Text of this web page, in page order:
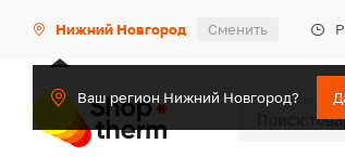
Нижний Новгород Сменить
Ваш регион Нижний Новгород?